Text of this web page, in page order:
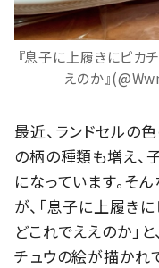
『息子に上履きにピカ
えのか』
最近、ランドセルの
の柄の種類も増え、
になっています。そ
が、「息子に上履き
どこれでええのか」
チュウの絵が描かれ